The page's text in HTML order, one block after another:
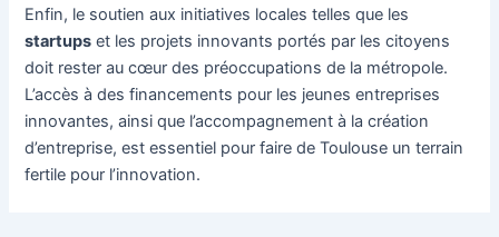
Enfin, le soutien aux initiatives locales telles que les
startups et les projets innovants portés par les citoyens
doit rester au cœur des préoccupations de la métropole.
L’accès à des financements pour les jeunes entreprises
innovantes, ainsi que l’accompagnement à la création
d’entreprise, est essentiel pour faire de Toulouse un terrain
fertile pour l’innovation.